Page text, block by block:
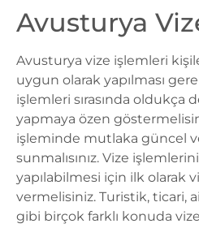
Avusturya
Avusturya vize işlemleri
uygun olarak yapılması
işlemleri sırasında oldukça
yapmaya özen
işleminde mutlaka güncel
sunmalısınız. Vize
yapılabilmesi için ilk olarak
vermelisiniz. Turistik, ticari,
gibi birçok farklı konuda